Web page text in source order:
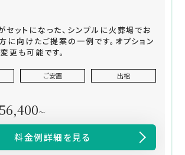
セットになった、シンプルに火葬場でお
に向けたご提案の一例です。オプション
更も可能です。
ご安置 出棺
～
料金例詳細を見る